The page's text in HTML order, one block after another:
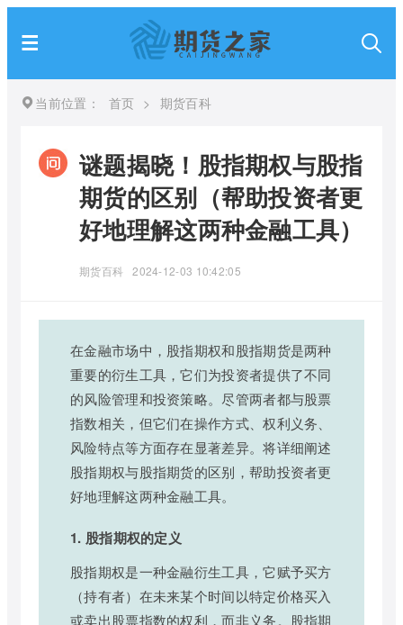
当前位置： 首页 > 期货百科
谜题揭晓！股指期权与股指
期货的区别（帮助投资者更
好地理解这两种金融工具）
期货百科 2024-12-03 10:42:05
在金融市场中，股指期权和股指期货是两种
重要的衍生工具，它们为投资者提供了不同
的风险管理和投资策略。尽管两者都与股票
指数相关，但它们在操作方式、权利义务、
风险特点等方面存在显著差异。将详细阐述
股指期权与股指期货的区别，帮助投资者更
好地理解这两种金融工具。
1. 股指期权的定义
股指期权是一种金融衍生工具，它赋予买方
（持有者）在未来某个时间以特定价格买入
或卖出股票指数的权利，而非义务。股指期